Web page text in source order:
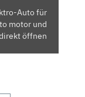
Auto für
motor und
öffnen